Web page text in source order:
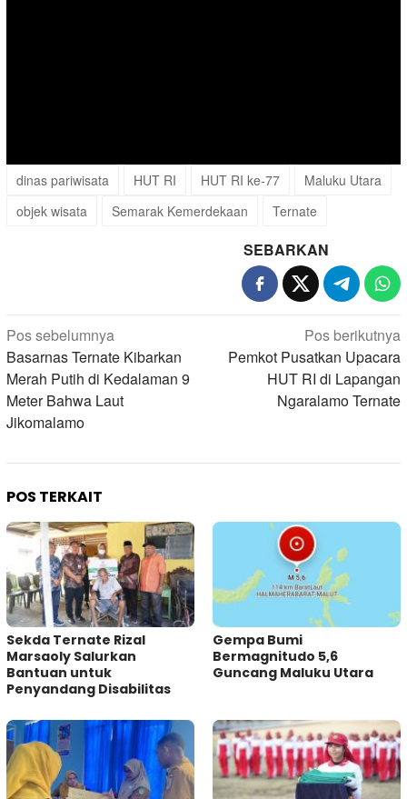
dinas pariwisata HUT RI HUT RI ke-77
Maluku Utara
objek wisata
Semarak Kemerdekaan Ternate
SEBARKAN
Navigasi
pos
Pos sebelumnya
Basarnas Ternate Kibarkan
Merah Putih di Kedalaman 9
Meter Bahwa Laut
Jikomalamo
Pos berikutnya
Pemkot Pusatkan Upacara
HUT RI di Lapangan
Ngaralamo Ternate
POS TERKAIT
Sekda Ternate Rizal
Marsaoly Salurkan
Bantuan untuk
Penyandang Disabilitas
Gempa Bumi
Bermagnitudo 5,6
Guncang Maluku Utara